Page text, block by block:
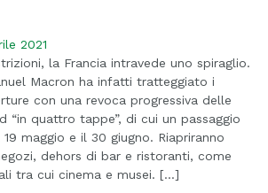
2021
la Francia intravede uno spiraglio.
Macron ha infatti tratteggiato i
con una revoca progressiva delle
“in quattro tappe”, di cui un passaggio
maggio e il 30 giugno. Riapriranno
dehors di bar e ristoranti, come
tra cui cinema e musei. […]